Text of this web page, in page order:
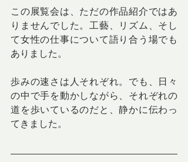
この展覧会は、ただの作品紹介ではあ
りませんでした。工藝、リズム、そし
て女性の仕事について語り合う場でも
ありました。
歩みの速さは人それぞれ。でも、日々
の中で手を動かしながら、それぞれの
道を歩いているのだと、静かに伝わっ
てきました。